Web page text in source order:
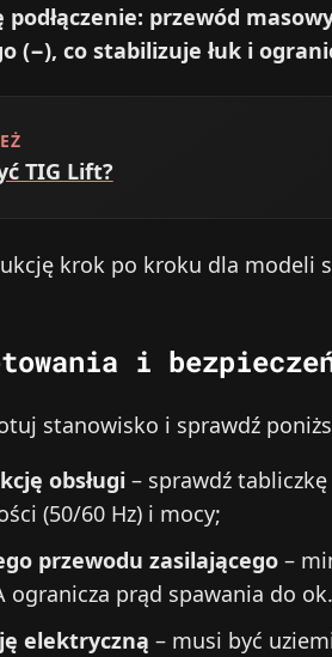
podłączenie: przewód
(−), co stabilizuje łuk i
TIG Lift?
krok po kroku dla modeli
i
stanowisko i sprawdź
obsługi – sprawdź
(50/60 Hz) i mocy;
przewodu zasilającego –
ogranicza prąd spawania do ok.
elektryczną – musi być